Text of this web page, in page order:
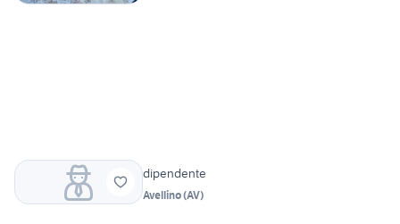
dipendente
Avellino(AV)